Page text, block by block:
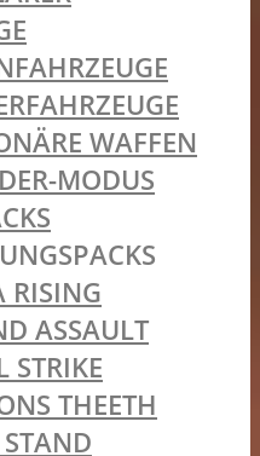
WAFFEN
MODUS
RISING
ASSAULT
STRIKE
THEETH